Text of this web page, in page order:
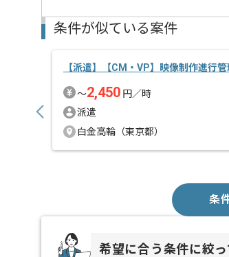
条件が似ている案件
【派遣】【CM・VP】映像制作進行
〜2,450 円／時
派遣
白金高輪（東京都）
条
希望に合う条件に絞